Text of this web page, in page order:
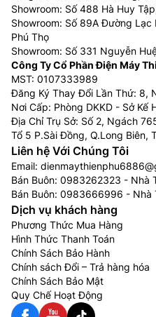
phút thư giãn thoải
Chiếc điều hòa General 1
năng vận hành siêu êm,
máy nén hoạt động với tần
yên tĩnh để làm việc, học
Showroom: Số 488 Hà Huy
Showroom: Số 89A Đường
Phú Thọ
Showroom: Số 331 Nguyễn
Công Ty Cổ Phần Điện Máy
MST: 0107333989
Đăng Ký Thay Đổi Lần Thứ: 8,
Nơi Cấp: Phòng DKKD - Sở Kế
Địa Chỉ Trụ Sở: Số 2, Ngách
Tổ 5 P.Sài Đồng, Q.Long Biên,
Liên hệ Với Chúng Tôi
Email:
Bán Buôn: 0983262323 - Nhà
Bán Buôn: 0983666996 - Nhà
Dịch vụ khách hàng
Phương Thức Mua Hàng
Hình Thức Thanh Toán
Chính Sách Bảo Hành
Chính sách Đổi – Trả hàng hóa
Chính Sách Bảo Mật
Quy Chế Hoạt Động